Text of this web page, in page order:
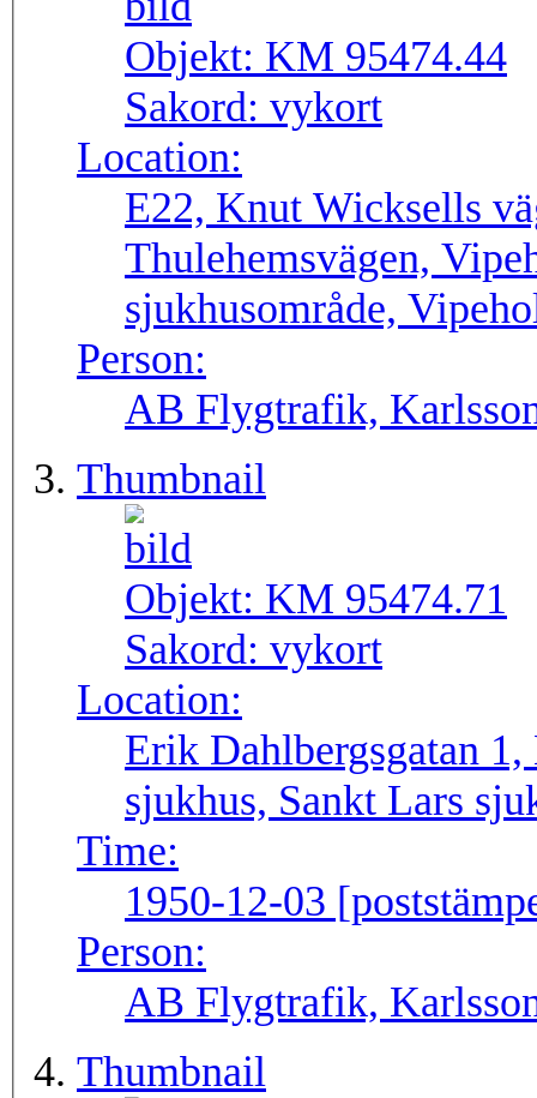
Objekt: KM 95474.44
Sakord: vykort
Location:
E22, Knut Wicksells
Thulehemsvägen,
sjukhusområde,
Person:
AB Flygtrafik,
Thumbnail
Objekt: KM 95474.71
Sakord: vykort
Location:
Erik Dahlbergsgatan
sjukhus, Sankt Lars
Time:
1950-12-03
Person:
AB Flygtrafik,
Thumbnail